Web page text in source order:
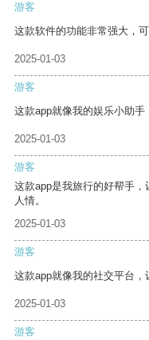
游客
这款软件的功能非常强大，
2025-01-03
游客
这款app就像我的娱乐小助手
2025-01-03
游客
这款app是我旅行的好帮手
人情。
2025-01-03
游客
这款app就像我的社交平台，
2025-01-03
游客